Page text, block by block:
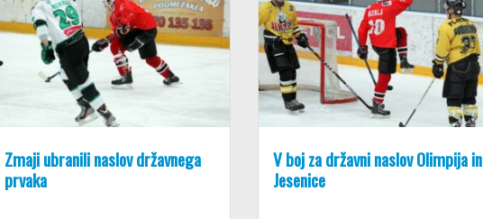
Zmaji ubranili naslov državnega
prvaka
V boj za državni naslov Olimpija in
Jesenice